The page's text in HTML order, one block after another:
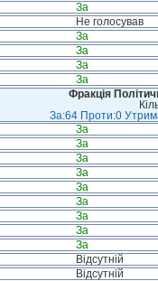
За
Не голосував
За
За
За
За
Фракція
За:64 Проти:0
За
За
За
За
За
За
За
За
За
Відсутній
Відсутній